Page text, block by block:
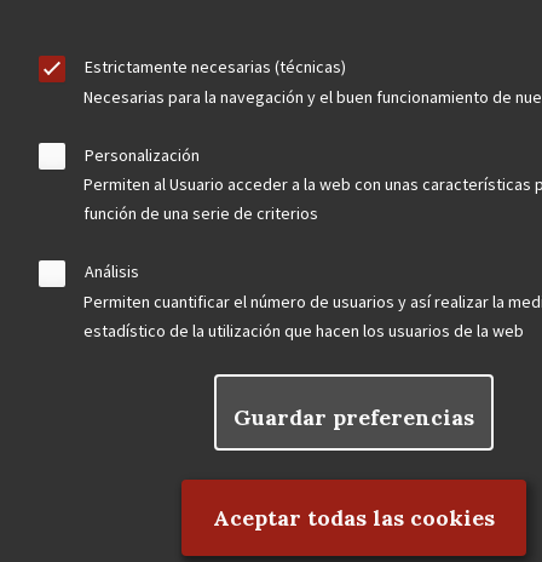
Estrictamente necesarias (técnicas)
Necesarias para la navegación y el buen funcionamiento de
Personalización
Permiten al Usuario acceder a la web con unas características
función de una serie de criterios
Análisis
Permiten cuantificar el número de usuarios y así realizar la
estadístico de la utilización que hacen los usuarios de la web
Guardar preferencias
Aceptar todas las cookies
Hazte socio